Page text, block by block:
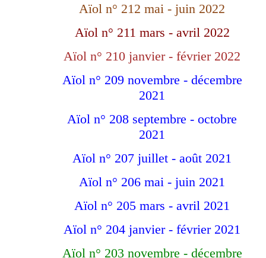
Aïol n° 212 mai - juin 2022
Aïol n° 211 mars - avril 2022
Aïol n° 210 janvier - février 2022
Aïol n° 209 novembre - décembre
2021
Aïol n° 208 septembre - octobre
2021
Aïol n° 207 juillet - août 2021
Aïol n° 206 mai - juin 2021
Aïol n° 205 mars - avril 2021
Aïol n° 204 janvier - février 2021
Aïol n° 203 novembre - décembre